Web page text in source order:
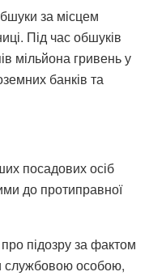
за місцем
Під час обшуків
мільйона гривень у
банків та
посадових осіб
до протиправної
підозру за фактом
службовою особою,